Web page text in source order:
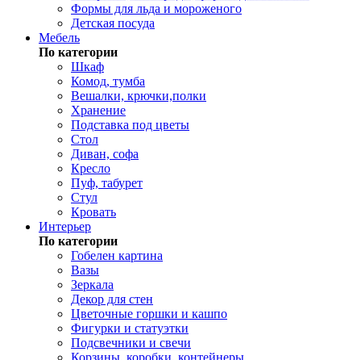
Формы для льда и мороженого
Детская посуда
Мебель
По категории
Шкаф
Комод, тумба
Вешалки, крючки,полки
Хранение
Подставка под цветы
Стол
Диван, софа
Кресло
Пуф, табурет
Стул
Кровать
Интерьер
По категории
Гобелен картина
Вазы
Зеркала
Декор для стен
Цветочные горшки и кашпо
Фигурки и статуэтки
Подсвечники и свечи
Корзины, коробки, контейнеры